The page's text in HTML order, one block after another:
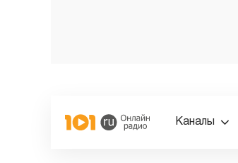
Каналы